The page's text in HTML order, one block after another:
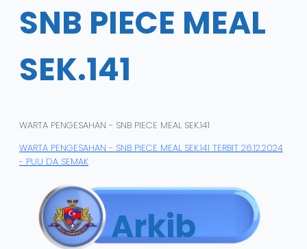
SNB PIECE MEAL
SEK.141
WARTA PENGESAHAN - SNB PIECE MEAL SEK.141
WARTA PENGESAHAN - SNB PIECE MEAL SEK.141 TERBIT 26.12.2024
- PUU DA SEMAK
Arkib